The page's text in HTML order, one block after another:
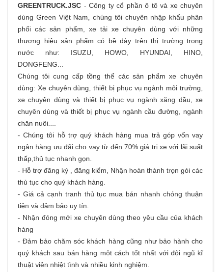
GREENTRUCK.JSC - Công ty cổ phần ô tô và xe chuyên
dùng Green Việt Nam, chúng tôi chuyên nhập khẩu phân
phối các sản phẩm, xe tải xe chuyên dùng với những
thương hiệu sản phẩm có bề dày trên thị trường trong
nước như: ISUZU, HOWO, HYUNDAI, HINO,
DONGFENG...
Chúng tôi cung cấp tồng thể các sản phẩmxe chuyên
dùng: Xe chuyên dùng, thiết bị phục vụ ngành môi trường,
xe chuyên dùng và thiết bị phục vụ ngành xăng dầu, xe
chuyên dùng và thiết bị phục vụ ngành cầu đường, ngành
chăn nuôi....
- Chúng tôi hỗ trợ quý khách hàng mua trả gópvốn vay
ngân hàng ưu đãi cho vay từ đến 70% giá trị xe với lãi suất
thấp,thủ tục nhanh gọn.
- Hỗ trợ đăng ký , đăng kiểm, Nhận hoàn thành trọn gói các
thủ tục cho quý khách hàng.
- Giá cả cạnh tranh thủ tục mua bán nhanh chóng thuận
tiện và đảm bảo uy tín.
- Nhận đóng mới xe chuyên dùng theo yêu cầu của khách
hàng
- Đảm bảo chăm sóc khách hàng cũng như bảo hành cho
quý khách sau bán hàng một cách tốt nhất với đội ngũ kĩ
thuật viên nhiệt tình và nhiều kinh nghiệm.